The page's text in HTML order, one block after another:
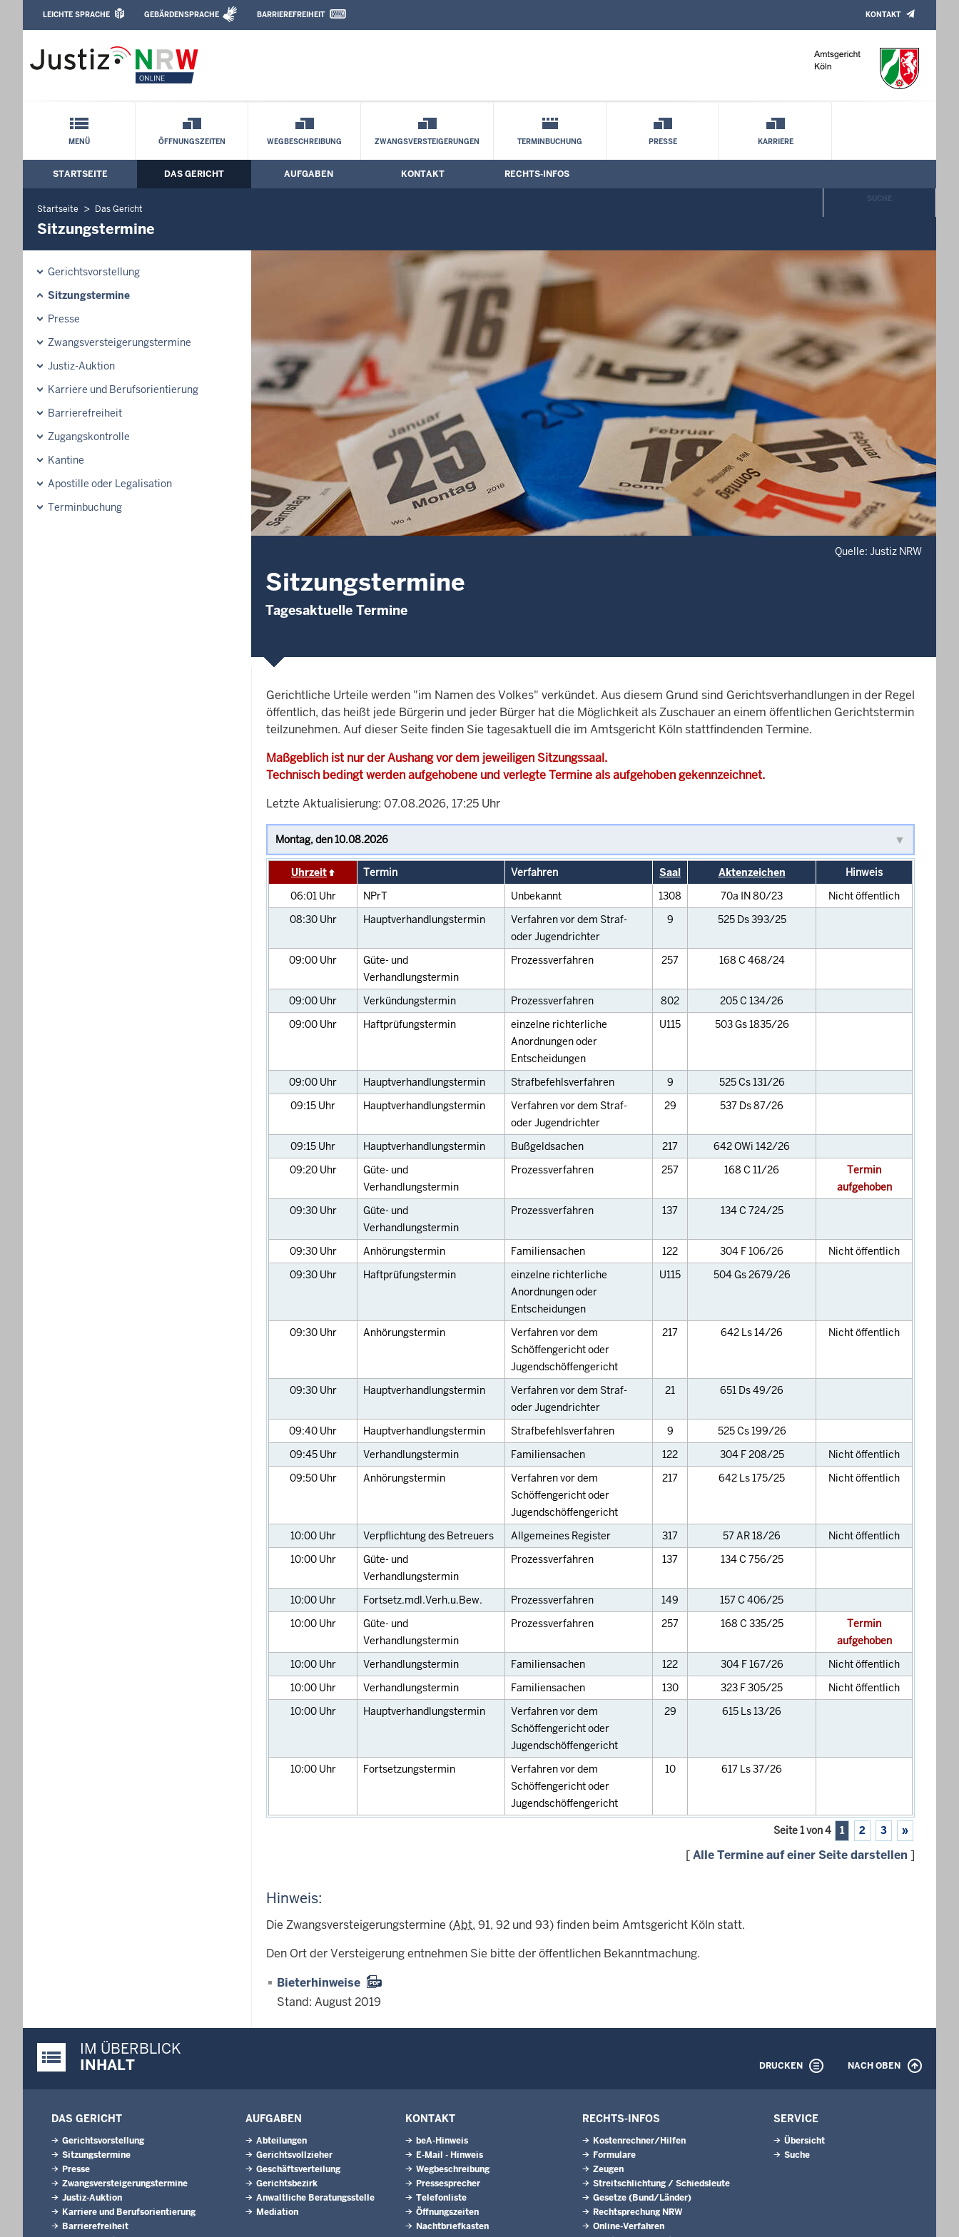
Amtsgericht Köln: Sitzungstermine
Leichte Sprache, Gebärdensprachenvideo und Kontaktformular
LEICHTE SPRACHE GEBÄRDENSPRACHE BARRIEREFREIHEIT KONTAKT
Schnellnavigation mit Volltext-Suche
MENÜ ÖFFNUNGSZEITEN WEGBESCHREIBUNG ZWANGSVERSTEIGERUNGEN TERMINBUCHUNG PRESSE KARRIERE
SUCHE
Hauptmenü: Hauptnavigation
STARTSEITE DAS GERICHT AUFGABEN KONTAKT RECHTS-INFOS
Startseite Das Gericht
Sitzungstermine
Gerichtsvorstellung
Sitzungstermine
Presse
Zwangsversteigerungs­termine
Justiz-Auktion
Karriere und Berufsorientierung
Barrierefreiheit
Zugangskontrolle
Kantine
Apostille oder Legalisation
Terminbuchung
Quelle: Justiz NRW
Sitzungstermine
Tagesaktuelle Termine
Gerichtliche Urteile werden "im Namen des Volkes" verkündet. Aus diesem Grund sind Gerichtsverhandlungen in der Regel
öffentlich, das heißt jede Bürgerin und jeder Bürger hat die Möglichkeit als Zuschauer an einem öffentlichen Gerichtstermin
teilzunehmen. Auf dieser Seite finden Sie tagesaktuell die im Amtsgericht Köln stattfindenden Termine.
Maßgeblich ist nur der Aushang vor dem jeweiligen Sitzungssaal.
Technisch bedingt werden aufgehobene und verlegte Termine als aufgehoben gekennzeichnet.
Letzte Aktualisierung: 07.08.2026, 17:25 Uhr
Uhrzeit Termin Verfahren Saal Aktenzeichen
Hinweis
06:01 Uhr NPrT Unbekannt 1308 70a IN 80/23
Nicht öffentlich
08:30 Uhr Hauptverhandlungstermin
Verfahren vor dem Straf-
oder Jugendrichter
9 525 Ds 393/25
09:00 Uhr
Güte- und
Verhandlungstermin
Prozessverfahren 257 168 C 468/24
09:00 Uhr Verkündungstermin Prozessverfahren 802
205 C 134/26
09:00 Uhr Haftprüfungstermin
einzelne richterliche
Anordnungen oder
Entscheidungen
U115 503 Gs 1835/26
09:00 Uhr Hauptverhandlungstermin Strafbefehlsverfahren 9
525 Cs 131/26
09:15 Uhr Hauptverhandlungstermin
Verfahren vor dem Straf-
oder Jugendrichter
29 537 Ds 87/26
09:15 Uhr Hauptverhandlungstermin Bußgeldsachen 217
642 OWi 142/26
09:20 Uhr
Güte- und
Verhandlungstermin
Prozessverfahren 257 168 C 11/26
Termin
aufgehoben
09:30 Uhr
Güte- und
Verhandlungstermin
Prozessverfahren 137 134 C 724/25
09:30 Uhr Anhörungstermin Familiensachen 122 304 F 106/26
Nicht öffentlich
09:30 Uhr Haftprüfungstermin
einzelne richterliche
Anordnungen oder
Entscheidungen
U115 504 Gs 2679/26
09:30 Uhr Anhörungstermin
Verfahren vor dem
Schöffengericht oder
Jugendschöffengericht
217 642 Ls 14/26 Nicht öffentlich
09:30 Uhr Hauptverhandlungstermin
Verfahren vor dem Straf-
oder Jugendrichter
21 651 Ds 49/26
09:40 Uhr Hauptverhandlungstermin Strafbefehlsverfahren 9
525 Cs 199/26
09:45 Uhr Verhandlungstermin Familiensachen 122 304 F 208/25
Nicht öffentlich
09:50 Uhr Anhörungstermin
Verfahren vor dem
Schöffengericht oder
Jugendschöffengericht
217 642 Ls 175/25 Nicht öffentlich
10:00 Uhr Verpflichtung des Betreuers Allgemeines Register 317 57 AR 18/26
Nicht öffentlich
10:00 Uhr
Güte- und
Verhandlungstermin
Prozessverfahren 137 134 C 756/25
10:00 Uhr Fortsetz.mdl.Verh.u.Bew. Prozessverfahren 149
157 C 406/25
10:00 Uhr
Güte- und
Verhandlungstermin
Prozessverfahren 257 168 C 335/25
Termin
aufgehoben
10:00 Uhr Verhandlungstermin Familiensachen 122 304 F 167/26
Nicht öffentlich
10:00 Uhr Verhandlungstermin Familiensachen 130 323 F 305/25
Nicht öffentlich
10:00 Uhr Hauptverhandlungstermin
Verfahren vor dem
Schöffengericht oder
Jugendschöffengericht
29 615 Ls 13/26
10:00 Uhr Fortsetzungstermin
Verfahren vor dem
Schöffengericht oder
Jugendschöffengericht
10 617 Ls 37/26
Seite 1 von 4 1 2 3 »
[Alle Termine auf einer Seite darstellen ]
Hinweis:
Die Zwangsversteigerungstermine (Abt. 91, 92 und 93) finden beim Amtsgericht Köln statt.
Den Ort der Versteigerung entnehmen Sie bitte der öffentlichen Bekanntmachung.
Bieterhinweise
Stand: August 2019
Justiz-Portal im Überblick:
IM ÜBERBLICK
INHALT
DRUCKEN NACH OBEN
DAS GERICHT
Gerichtsvorstellung
Sitzungstermine
Presse
Zwangsversteigerungs­termine
Justiz-Auktion
Karriere und Berufsorientierung
Barrierefreiheit
AUFGABEN
Abteilungen
Gerichtsvollzieher
Geschäftsverteilung
Gerichtsbezirk
Anwaltliche Beratungsstelle
Mediation
KONTAKT
beA-Hinweis
E-Mail - Hinweis
Wegbeschreibung
Pressesprecher
Telefonliste
Öffnungszeiten
Nachtbriefkasten
RECHTS-INFOS
Kostenrechner/Hilfen
Formulare
Zeugen
Streitschlichtung / Schiedsleute
Gesetze (Bund/Länder)
Rechtsprechung NRW
Online-Verfahren
SERVICE
Übersicht
Suche